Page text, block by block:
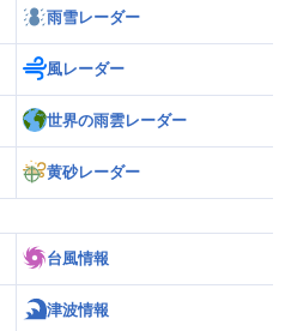
雨雪レーダー
風レーダー
世界の雨雲レーダー
黄砂レーダー
台風情報
津波情報